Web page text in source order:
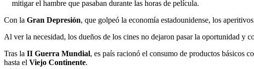
mitigar el hambre que pasaban durante las horas de película.
Con la Gran Depresión, que golpeó la economía estadounidense, los
Al ver la necesidad, los dueños de los cines no dejaron pasar la oportunidad y
Tras la II Guerra Mundial, es país racionó el consumo de productos básicos
hasta el Viejo Continente.